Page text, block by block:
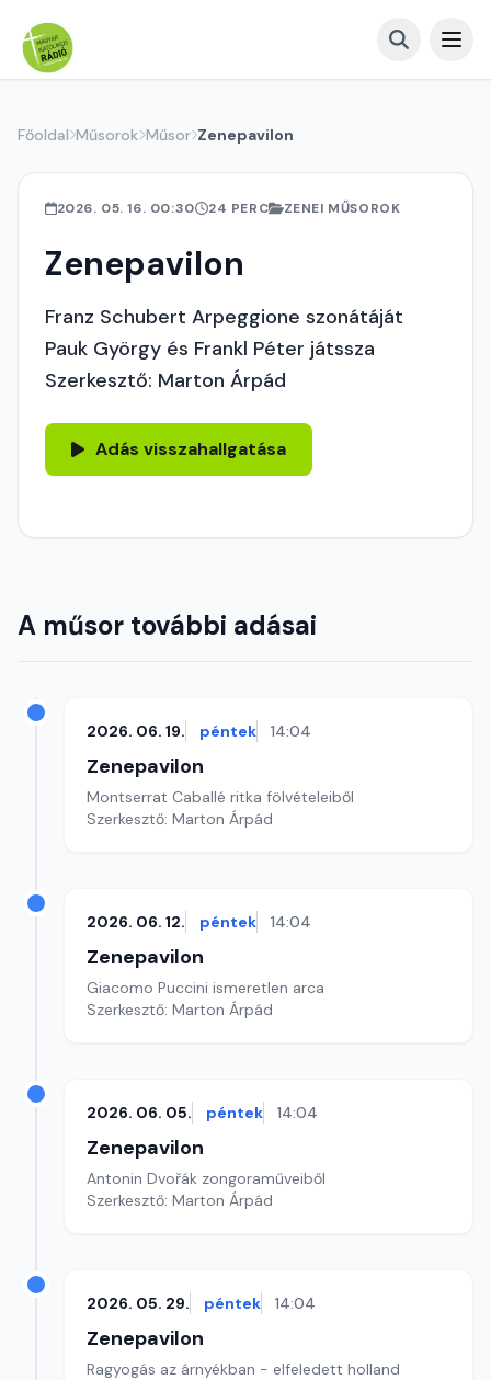
Főoldal Műsorok Műsor Zenepavilon
2026. 05. 16. 00:30 24 PERC ZENEI MŰSOROK
Zenepavilon
Franz Schubert Arpeggione szonátáját
Pauk György és Frankl Péter játssza
Szerkesztő: Marton Árpád
Adás visszahallgatása
A műsor további adásai
2026. 06. 19. péntek 14:04
Zenepavilon
Montserrat Caballé ritka fölvételeiből
Szerkesztő: Marton Árpád
2026. 06. 12. péntek 14:04
Zenepavilon
Giacomo Puccini ismeretlen arca
Szerkesztő: Marton Árpád
2026. 06. 05. péntek 14:04
Zenepavilon
Antonin Dvořák zongoraműveiből
Szerkesztő: Marton Árpád
2026. 05. 29. péntek 14:04
Zenepavilon
Ragyogás az árnyékban - elfeledett holland